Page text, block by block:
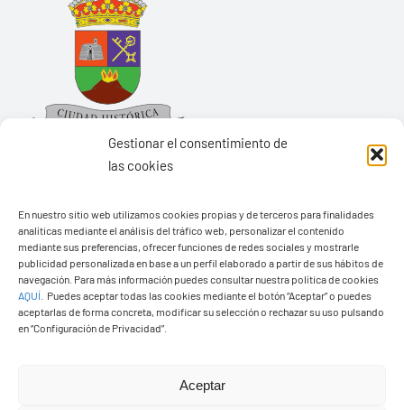
Gestionar el consentimiento de
las cookies
En nuestro sitio web utilizamos cookies propias y de terceros para finalidades
analíticas mediante el análisis del tráfico web, personalizar el contenido
mediante sus preferencias, ofrecer funciones de redes sociales y mostrarle
publicidad personalizada en base a un perfil elaborado a partir de sus hábitos de
navegación. Para más información puedes consultar nuestra política de cookies
AQUÍ
Puedes aceptar todas las cookies mediante el botón “Aceptar” o puedes
aceptarlas de forma concreta, modificar su selección o rechazar su uso pulsando
en “Configuración de Privacidad”.
Aceptar
Ayuntamiento de Yaiza
Pza. de Los Remedios, 1
35570 – Yaiza
Tel:928 83 62 20